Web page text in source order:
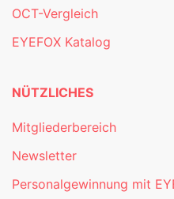
OCT-Vergleich
EYEFOX Katalog
NÜTZLICHES
Mitgliederbereich
Newsletter
Personalgewinnung mit